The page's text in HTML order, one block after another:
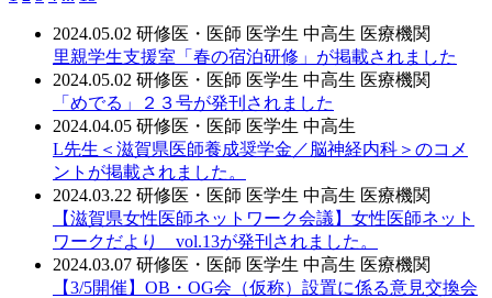
2024.05.02 研修医・医師 医学生 中高生 医療機関
里親学生支援室「春の宿泊研修」が掲載されました
2024.05.02 研修医・医師 医学生 中高生 医療機関
「めでる」２３号が発刊されました
2024.04.05 研修医・医師 医学生 中高生
L先生＜滋賀県医師養成奨学金／脳神経内科＞のコメ
ントが掲載されました。
2024.03.22 研修医・医師 医学生 中高生 医療機関
【滋賀県女性医師ネットワーク会議】女性医師ネット
ワークだより vol.13が発刊されました。
2024.03.07 研修医・医師 医学生 中高生 医療機関
【3/5開催】OB・OG会（仮称）設置に係る意見交換会